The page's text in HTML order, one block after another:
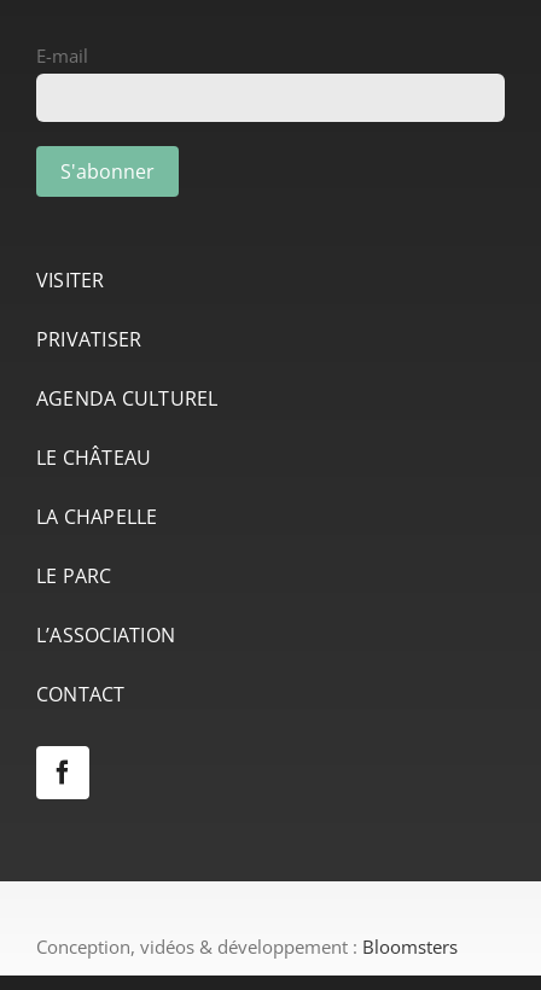
E-mail
VISITER
PRIVATISER
AGENDA CULTUREL
LE CHÂTEAU
LA CHAPELLE
LE PARC
L’ASSOCIATION
CONTACT
Conception, vidéos & développement : Bloomsters